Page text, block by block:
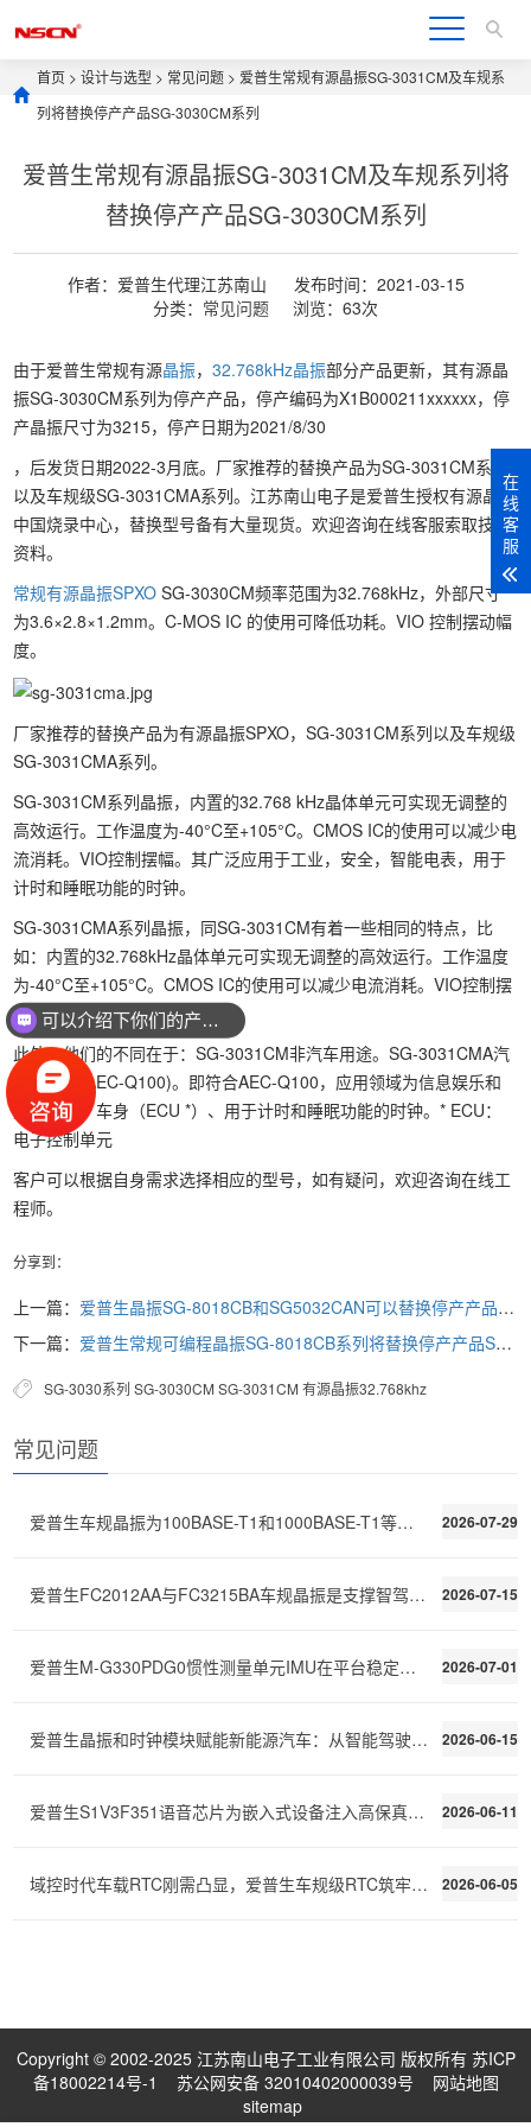
首页 >设计与选型 > 常见问题 > 爱普生常规有源晶振SG-3031CM及车规系
列将替换停产产品SG-3030CM系列
爱普生常规有源晶振SG-3031CM及车规系列将
替换停产产品SG-3030CM系列
作者：爱普生代理江苏南山
发布时间：2021-03-15
分类： 常见问题 浏览：63次
由于爱普生常规有源晶振，32.768kHz晶振部分产品更新，其有源晶
振SG-3030CM系列为停产产品，停产编码为X1B000211xxxxxx，停
产晶振尺寸为3215，停产日期为2021/8/30
，后发货日期2022-3月底。厂家推荐的替换产品为SG-3031CM系列
以及车规级SG-3031CMA系列。江苏南山电子是爱普生授权有源晶振
中国烧录中心，替换型号备有大量现货。欢迎咨询在线客服索取技术
资料。
常规有源晶振SPXO SG-3030CM频率范围为32.768kHz，外部尺寸
为3.6×2.8×1.2mm。C-MOS IC 的使用可降低功耗。VIO 控制摆动幅
度。
厂家推荐的替换产品为有源晶振SPXO，SG-3031CM系列以及车规级
SG-3031CMA系列。
SG-3031CM系列晶振，内置的32.768 kHz晶体单元可实现无调整的
高效运行。工作温度为-40°C至+105°C。CMOS IC的使用可以减少电
流消耗。VIO控制摆幅。其广泛应用于工业，安全，智能电表，用于
计时和睡眠功能的时钟。
SG-3031CMA系列晶振，同SG-3031CM有着一些相同的特点，比
如：内置的32.768kHz晶体单元可实现无调整的高效运行。工作温度
为-40°C至+105°C。CMOS IC的使用可以减少电流消耗。VIO控制摆
幅。
此外，他们的不同在于：SG-3031CM非汽车用途。SG-3031CMA汽
车级产品(AEC-Q100)。即符合AEC-Q100，应用领域为信息娱乐和
通信设备，车身（ECU *）、用于计时和睡眠功能的时钟。* ECU：
电子控制单元
客户可以根据自身需求选择相应的型号，如有疑问，欢迎咨询在线工
程师。
分享到：
上一篇： 爱普生晶振SG-8018CB和SG5032CAN可以替换停产产品TCO-7107和TCO-7106
下一篇： 爱普生常规可编程晶振SG-8018CB系列将替换停产产品SG5032CBN系列
SG-3030系列 SG-3030CM SG-3031CM 有源晶振32.768khz
常见问题
2026-07-29
爱普生车规晶振为100BASE-T1和1000BASE-T1等车载网络
2026-07-15
爱普生FC2012AA与FC3215BA车规晶振是支撑智驾域控精准
2026-07-01
爱普生M-G330PDG0惯性测量单元IMU在平台稳定和光学防
2026-06-15
爱普生晶振和时钟模块赋能新能源汽车：从智能驾驶到热管
2026-06-11
爱普生S1V3F351语音芯片为嵌入式设备注入高保真语音交
2026-06-05
域控时代车载RTC刚需凸显，爱普生车规级RTC筑牢整车时序
Copyright © 2002-2025 江苏南山电子工业有限公司 版权所有 苏ICP
备18002214号-1
苏公网安备 32010402000039号
网站地图
sitemap
在
线
客
服
可以介绍下你们的产品么？